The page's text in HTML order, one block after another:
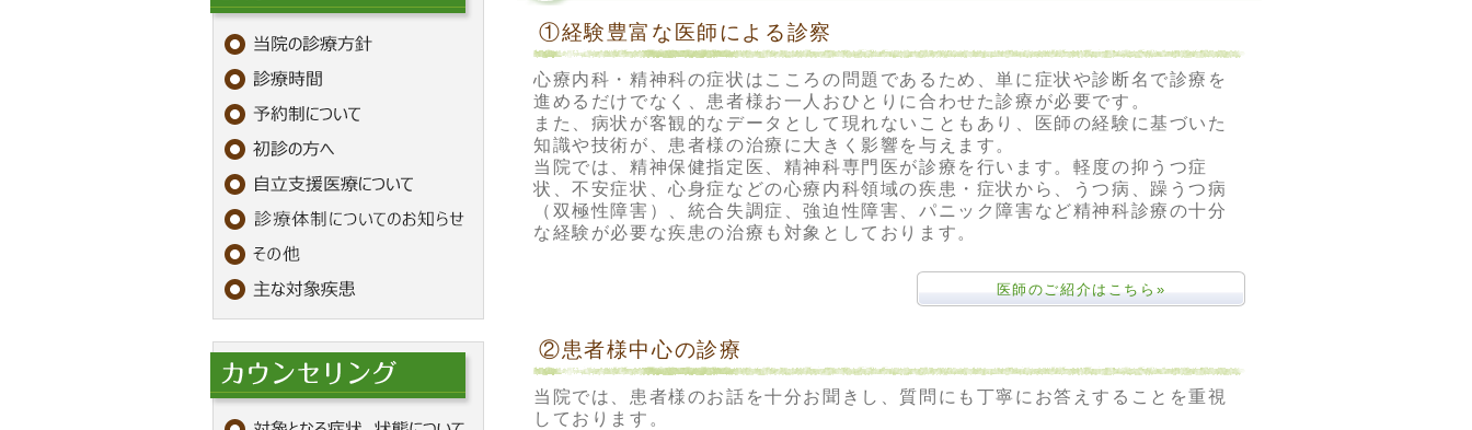
①経験豊富な医師による診察
心療内科・精神科の症状はこころの問題であるため、単に症状や診断名で診療を
進めるだけでなく、患者様お一人おひとりに合わせた診療が必要です。
また、病状が客観的なデータとして現れないこともあり、医師の経験に基づいた
知識や技術が、患者様の治療に大きく影響を与えます。
当院では、精神保健指定医、精神科専門医が診療を行います。軽度の抑うつ症
状、不安症状、心身症などの心療内科領域の疾患・症状から、うつ病、躁うつ病
（双極性障害）、統合失調症、強迫性障害、パニック障害など精神科診療の十分
な経験が必要な疾患の治療も対象としております。
医師のご紹介はこちら»
②患者様中心の診療
当院では、患者様のお話を十分お聞きし、質問にも丁寧にお答えすることを重視
しております。